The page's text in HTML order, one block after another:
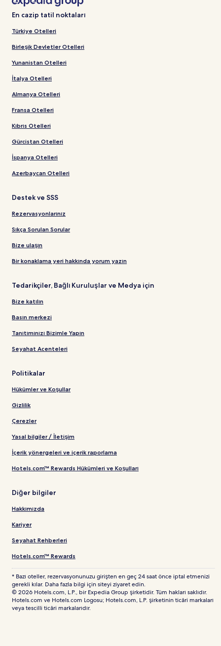
En cazip tatil noktaları
Türkiye Otelleri
Birleşik Devletler Otelleri
Yunanistan Otelleri
İtalya Otelleri
Almanya Otelleri
Fransa Otelleri
Kıbrıs Otelleri
Gürcistan Otelleri
İspanya Otelleri
Azerbaycan Otelleri
Destek ve SSS
Rezervasyonlarınız
Sıkça Sorulan Sorular
Bize ulaşın
Bir konaklama yeri hakkında yorum yazın
Tedarikçiler, Bağlı Kuruluşlar ve Medya için
Bize katılın
Basın merkezi
Tanıtımınızı Bizimle Yapın
Seyahat Acenteleri
Politikalar
Hükümler ve Koşullar
Gizlilik
Çerezler
Yasal bilgiler / İletişim
İçerik yönergeleri ve içerik raporlama
Hotels.com™ Rewards Hükümleri ve Koşulları
Diğer bilgiler
Hakkımızda
Kariyer
Seyahat Rehberleri
Hotels.com™ Rewards
* Bazı oteller, rezervasyonunuzu girişten en geç 24 saat önce iptal etmenizi
gerekli kılar. Daha fazla bilgi için siteyi ziyaret edin.
© 2026 Hotels.com, L.P., bir Expedia Group şirketidir. Tüm hakları saklıdır.
Hotels.com ve Hotels.com Logosu; Hotels.com, L.P. şirketinin ticâri markaları
veya tescilli ticâri markalarıdır.